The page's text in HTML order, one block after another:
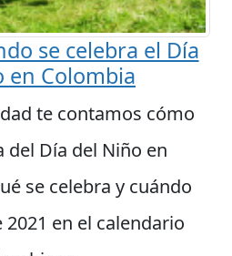
se celebra el Día
en Colombia
te contamos cómo
del Día del Niño en
se celebra y cuándo
en el calendario